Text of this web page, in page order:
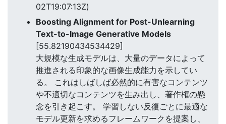
02T19:07:13Z)
Boosting Alignment for Post-Unlearning
Text-to-Image Generative Models
[55.82190434534429]
大規模な生成モデルは、大量のデータによって
推進される印象的な画像生成能力を示してい
る。 これはしばしば必然的に有害なコンテンツ
や不適切なコンテンツを生み出し、著作権の懸
念を引き起こす。 学習しない反復ごとに最適な
モデル更新を求めるフレームワークを提案し、